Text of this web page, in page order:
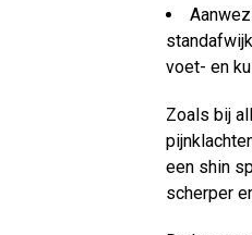
voet- en
Zoals bij
een shin
scherper